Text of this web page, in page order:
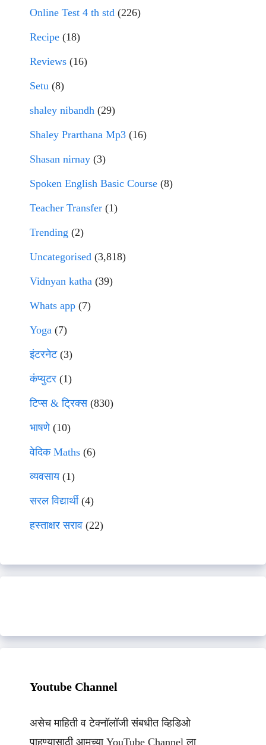
Online Test 4 th std (226)
Recipe (18)
Reviews (16)
Setu (8)
shaley nibandh (29)
Shaley Prarthana Mp3 (16)
Shasan nirnay (3)
Spoken English Basic Course (8)
Teacher Transfer (1)
Trending (2)
Uncategorised (3,818)
Vidnyan katha (39)
Whats app (7)
Yoga (7)
इंटरनेट(3)
कंप्युटर (1)
टिप्स & ट्रिक्स(830)
भाषणे(10)
वेदिक Maths (6)
व्यवसाय(1)
सरल विद्यार्थी(4)
हस्ताक्षर सराव (22)
Youtube Channel
असेच माहिती व टेक्नॉलॉजी संबधीत व्हिडिओ
पाहण्यासाठी आमच्या YouTube Channel ला